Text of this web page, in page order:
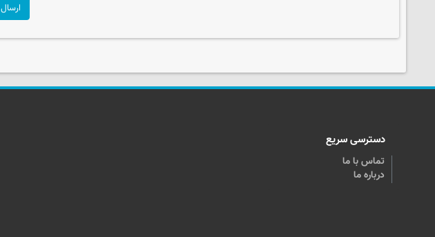
ارسال
دسترسی سریع
تماس با ما
درباره ما